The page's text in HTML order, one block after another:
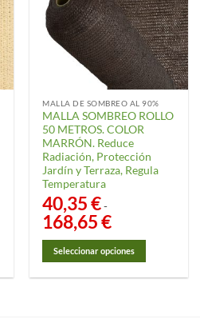
opciones
se
pueden
elegir
página
de
producto
MALLA DE SOMBREO AL 90%
MALLA SOMBREO ROLLO
50 METROS. COLOR
MARRÓN. Reduce
Radiación, Protección
Jardín y Terraza, Regula
Temperatura
40,35€-
168,65€Rango
de
precios:
desde
40,35 €
168,65 €
Seleccionar opciones